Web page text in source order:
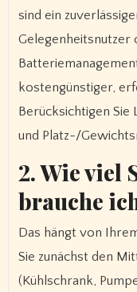
sind ein
Gelegenheitsnutzer
kostengünstiger,
Berücksichtigen Sie
und Platz-/
2. Wie viel
brauche
Das hängt von
Sie zunächst den
(Kühlschrank,